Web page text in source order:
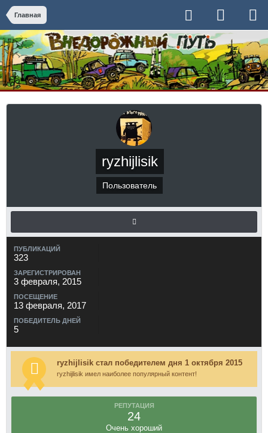
Главная
ryzhijlisik
Пользователь
ПУБЛИКАЦИЙ
323
ЗАРЕГИСТРИРОВАН
3 февраля, 2015
ПОСЕЩЕНИЕ
13 февраля, 2017
ПОБЕДИТЕЛЬ ДНЕЙ
5
ryzhijlisik стал победителем дня 1 октября 2015
ryzhijlisik имел наиболее популярный контент!
РЕПУТАЦИЯ
24
Очень хороший